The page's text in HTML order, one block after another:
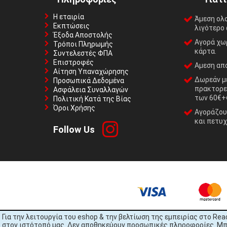
Για την λειτουργία του eshop & την βελτίωση της εμπειρίας στο
στον ιστότοπό μας. Δεν αποθηκεύουν προσωπικές πληροφορίες.
Η εταιρία
Εκπτώσεις
Έξοδα Αποστολής
Τρόποι Πληρωμής
Συντελεστές ΦΠΑ
Επιστροφές
Αίτηση Υπαναχώρησης
Προσωπικά Δεδομένα
Ασφάλεια Συναλλαγών
Πολιτική Κατά της Βίας
Όροι Χρήσης
Follow Us
Άμεση
λιγότερο
Αγορά
κάρτα.
Αμεση
Δωρεάν
των
και